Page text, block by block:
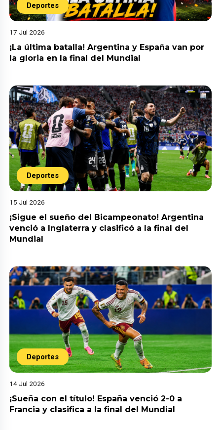
Deportes
17 Jul 2026
¡La última batalla! Argentina y España van por
la gloria en la final del Mundial
Deportes
15 Jul 2026
¡Sigue el sueño del Bicampeonato! Argentina
venció a Inglaterra y clasificó a la final del
Mundial
Deportes
14 Jul 2026
¡Sueña con el título! España venció 2-0 a
Francia y clasifica a la final del Mundial